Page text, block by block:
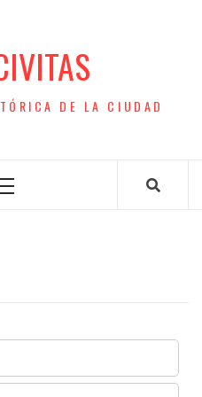
DE LA CIUDAD
Menú